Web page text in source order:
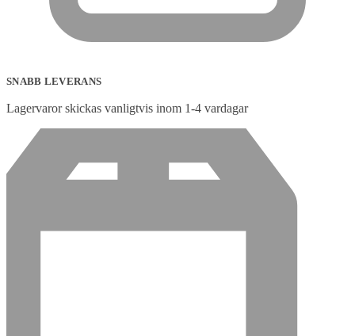
SNABB LEVERANS
Lagervaror skickas vanligtvis inom 1-4 vardagar